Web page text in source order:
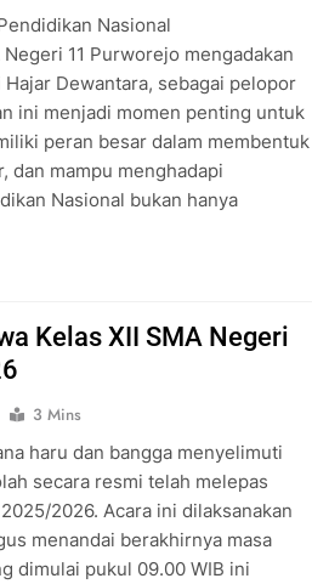
Nasional
11 Purworejo mengadakan
Dewantara, sebagai pelopor
ini menjadi momen penting untuk
peran besar dalam membentuk
dan mampu menghadapi
Nasional bukan hanya
Kelas XII SMA Negeri
3 Mins
haru dan bangga menyelimuti
secara resmi telah melepas
2026. Acara ini dilaksanakan
menandai berakhirnya masa
dimulai pukul 09.00 WIB ini